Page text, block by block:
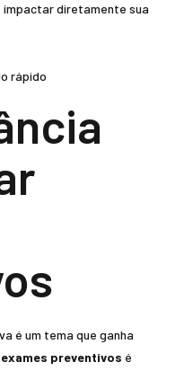
impactar diretamente sua
é um tema que ganha
exames preventivos é